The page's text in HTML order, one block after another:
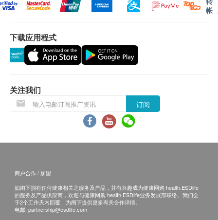
甲状腺
游离甲状腺素
泌尿情况
显微镜涂片检查
小便尿白蛋白
尿酮 (定性)
尿胆红素
尿胆素
人型支原体 DNA、解脲支原体 DNA、阴道毛滴虫(女士) 、白
色念珠菌 DNA、阴道加德纳菌DNA (女士) 、乙型链球菌 DNA
HK$1,000.0
专业注册营养师谘询助你调理身体及管理体重
HK$ 600.0
乳房造影检查 2D (适合40岁以上)
检验乳房的健康状况，有助发现初期乳癌、良性肿瘤或乳腺增
生等问题
乳房造影检查3D (适合40岁以上)
检验乳房的健康状况，有助发现初期乳癌、良性肿瘤或乳腺增
生等问题
HK$2,800.0
亲身领取:亲身前往检验中心
医生講解报告时间 (如适用) : 佐敦 :星期一至六
9:00am-1:00pm
B. 国内客户
(1) 亲身领取:亲身前往检验中心
(2) 顺丰速递报告 (客人另回电听取报告) 运费客人到
需另外收取$300解析报告费。
客户若体检后叁个月内不提取报告，所有报告一律
作销毁处理及不会存底，额外索取报告复印需付行
政费(另议)。
帐
下载应用程式
关注我们
订阅
商户合作 / 加盟
如阁下拥有任何健康相关之服务及产品，并有兴趣成为健康网购 health.ESDlife
的服务及产品供应商，欢迎与健康网购 health.ESDlife业务发展部联络。我们会
于2个工作天内回覆，为阁下提供更多有关合作详情。
电邮: partnership@esdlife.com